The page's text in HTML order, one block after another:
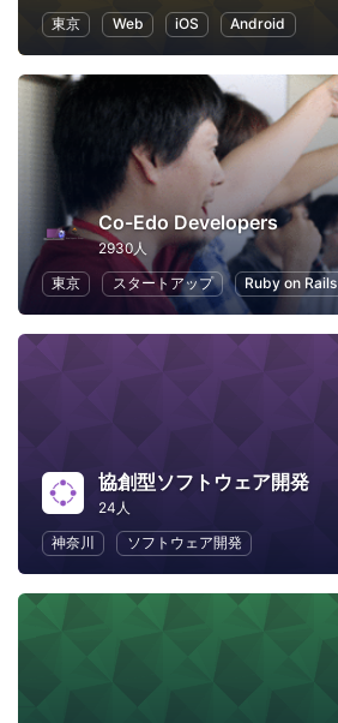
東京
Web iOS Android
Co-Edo Developers
2930人
東京
スタートアップ Ruby on Rails
協創型ソフトウェア開発
24人
神奈川
ソフトウェア開発